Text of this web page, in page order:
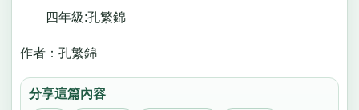
四年級:孔繁錦
作者：孔繁錦
分享這篇內容